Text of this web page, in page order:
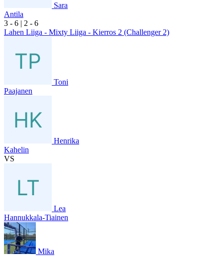
Sara
Antila
3 - 6 | 2 - 6
Lahen Liiga - Mixty Liiga - Kierros 2 (Challenger 2)
Toni
Paajanen
Henrika
Kahelin
VS
Lea
Hannukkala-Tiainen
Mika